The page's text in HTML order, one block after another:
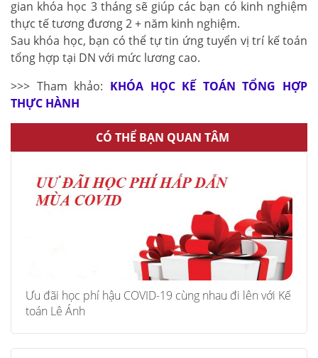
gian khóa học 3 tháng sẽ giúp các bạn có kinh nghiệm
thực tế tương đương 2 + năm kinh nghiệm.
Sau khóa học, bạn có thể tự tin ứng tuyển vị trí kế toán
tổng hợp tại DN với mức lương cao.
>>> Tham khảo: KHÓA HỌC KẾ TOÁN TỔNG HỢP
THỰC HÀNH
CÓ THỂ BẠN QUAN TÂM
Ưu đãi học phí hậu COVID-19 cùng nhau đi lên với Kế
toán Lê Ánh